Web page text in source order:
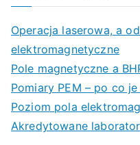
Operacja laserowa, a
elektromagnetyczne
Pole magnetyczne a
Pomiary PEM – po co
Poziom pola
Akredytowane